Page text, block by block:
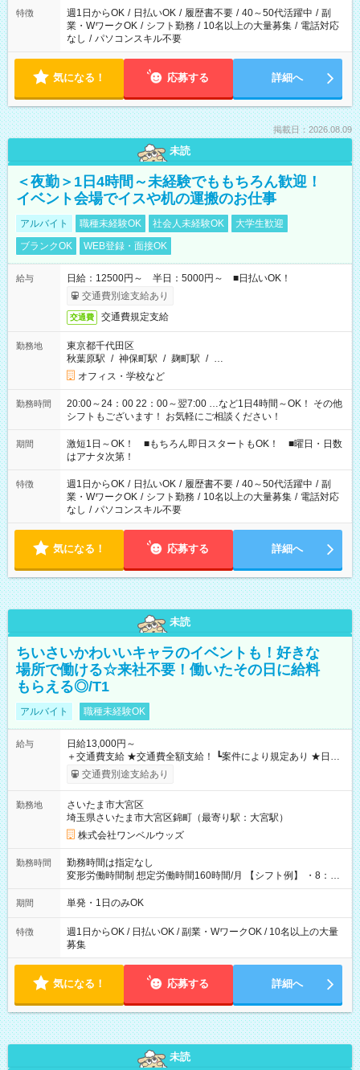
特徴 週1日からOK / 日払いOK / 履歴書不要 / 40～50代活躍中 / 副
業・WワークOK / シフト勤務 / 10名以上の大量募集 / 電話対応
なし / パソコンスキル不要
気になる！ 応募する 詳細へ
掲載日：2026.08.09
未読
＜夜勤＞1日4時間～未経験でももちろん歓迎！
イベント会場でイスや机の運搬のお仕事
アルバイト 職種未経験OK 社会人未経験OK
大学生歓迎
ブランクOK
WEB登録・面接OK
給与
日給：12500円～ 半日：5000円～ ■日払いOK！
交通費別途支給あり
交通費 交通費規定支給
勤務地
東京都千代田区
秋葉原駅 / 神保町駅 / 麹町駅 / …
オフィス・学校など
勤務時間
20:00～24：00 22：00～翌7:00 …など1日4時間～OK！ その他
シフトもございます！ お気軽にご相談ください！
期間
激短1日～OK！ ■もちろん即日スタートもOK！ ■曜日・日数
はアナタ次第！
特徴 週1日からOK / 日払いOK / 履歴書不要 / 40～50代活躍中 / 副
業・WワークOK / シフト勤務 / 10名以上の大量募集 / 電話対応
なし / パソコンスキル不要
気になる！ 応募する 詳細へ
未読
ちいさいかわいいキャラのイベントも！好きな
場所で働ける☆来社不要！働いたその日に給料
もらえる◎/T1
アルバイト 職種未経験OK
給与
日給13,000円～
＋交通費支給 ★交通費全額支給！ ┗案件により規定あり ★日払
いOK！（規定あり） ┗働いたその日に現金GET♪ お仕事後はコ
ンビニATMから 日払い分を引き落とせます！ 【試用期間】試
交通費別途支給あり
勤務地
さいたま市大宮区
埼玉県さいたま市大宮区錦町（最寄り駅：大宮駅）
株式会社ワンベルウッズ
勤務時間
勤務時間は指定なし
変形労働時間制 想定労働時間160時間/月 【シフト例】 ・8：00
～21：00
期間 単発・1日のみOK
特徴
週1日からOK / 日払いOK / 副業・WワークOK / 10名以上の大量
募集
気になる！ 応募する 詳細へ
未読